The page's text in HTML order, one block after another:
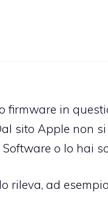
firmware in
sito Apple non
o lo hai
rileva, ad